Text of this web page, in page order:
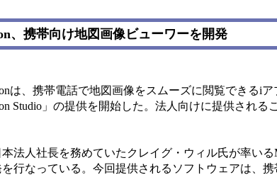
、携帯向け地図画像ビューワーを開発
は、携帯電話で地図画像をスムーズに閲覧できるi
Studio」の提供を開始した。法人向けに提供され
法人社長を務めていたクレイグ・ウィル氏が率い
行なっている。今回提供されるソフトウェアは、